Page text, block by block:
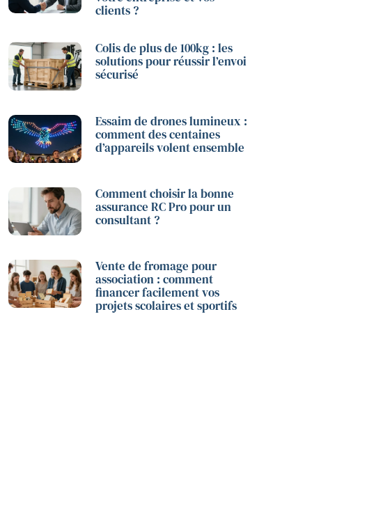
clients ?
Colis de plus de 100kg : les
solutions pour réussir l’envoi
sécurisé
Essaim de drones lumineux :
comment des centaines
d’appareils volent ensemble
Comment choisir la bonne
assurance RC Pro pour un
consultant ?
Vente de fromage pour
association : comment
financer facilement vos
projets scolaires et sportifs